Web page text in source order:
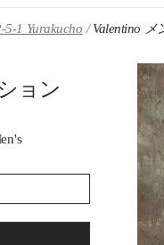
5-1 Yurakucho Valentino
ョン